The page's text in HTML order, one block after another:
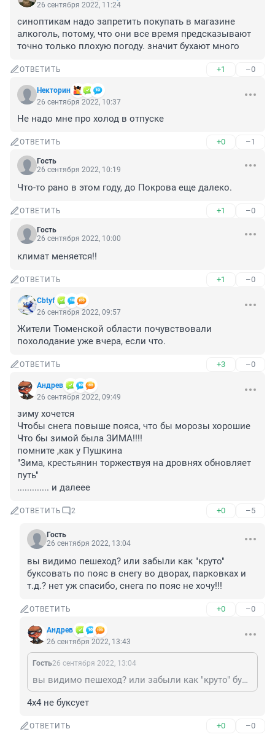
26 сентября 2022, 11:24
синоптикам надо запретить покупать в магазине
алкоголь, потому, что они все время предсказывают
точно только плохую погоду. значит бухают много
ОТВЕТИТЬ +1 –0
Некторин
26 сентября 2022, 10:37
Не надо мне про холод в отпуске
ОТВЕТИТЬ +0 –1
Гость
26 сентября 2022, 10:19
Что-то рано в этом году, до Покрова еще далеко.
ОТВЕТИТЬ +1 –0
Гость
26 сентября 2022, 10:00
климат меняется!!
ОТВЕТИТЬ +1 –0
Cbtyf
26 сентября 2022, 09:57
Жители Тюменской области почувствовали
похолодание уже вчера, если что.
ОТВЕТИТЬ +3 –0
Андрев
26 сентября 2022, 09:49
зиму хочется
Чтобы снега повыше пояса, что бы морозы хорошие
Что бы зимой была ЗИМА!!!!
помните ,как у Пушкина
"Зима, крестьянин торжествуя на дровнях обновляет
путь"
............. и далеее
ОТВЕТИТЬ 2 +0 –5
Гость
26 сентября 2022, 13:04
вы видимо пешеход? или забыли как "круто"
буксовать по пояс в снегу во дворах, парковках и
т.д.? нет уж спасибо, снега по пояс не хочу!!!
ОТВЕТИТЬ +0 –0
Андрев
26 сентября 2022, 13:43
Гость26 сентября 2022, 13:04
вы видимо пешеход? или забыли как "круто" буксовать по пояс в снегу во дворах, парковках и т.д.? нет уж спасибо, снега по пояс не хочу!!!
4х4 не буксует
ОТВЕТИТЬ +0 –0